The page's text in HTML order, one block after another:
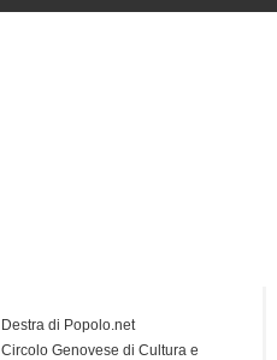
Destra di Popolo.net
Circolo Genovese di Cultura e